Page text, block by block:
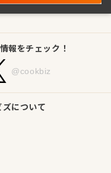
報をチェック！
@cookbiz
について